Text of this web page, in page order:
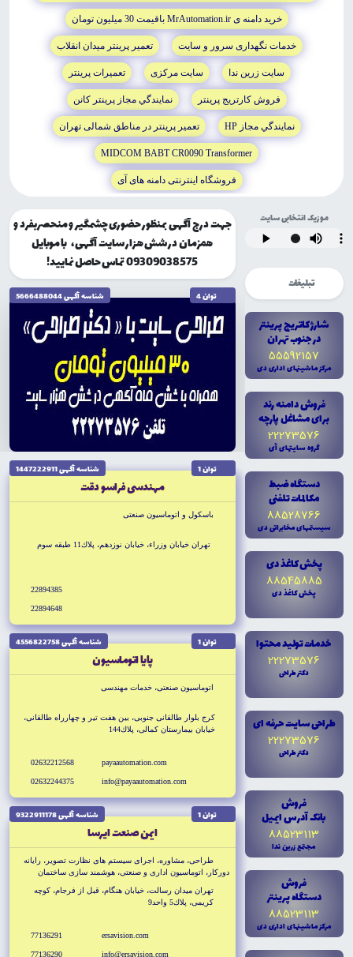
خريد دامنه ى MrAutomation.ir باقيمت 30 ميليون تومان
خدمات نگهدارى سرور و سايت تعمير پرينتر ميدان انقلاب
سايت زرين ندا سايت مرکزى تعميرات پرينتر
فروش کارتريج پرينتر نمايندگي مجاز پرينتر کانن
نمايندگي مجاز HP تعمير پرينتر در مناطق شمالى تهران
MIDCOM BABT CR0090 Transformer
فروشگاه اينترنتى دامنه هاى آى
موزیک انتخابی سایت
تبلیغات
شارژ کاتريج پرينتر
در جنوب تهران
55592157
مرکز ماشينهاى ادارى دى
فروش دامنه رند
براى مشاغل پارچه
22273576
گروه سايتهاى آى
دستگاه ضبط
مکالمات تلفنى
88528766
سيستمهاى مخابراتى دى
پخش کاغذ دى
88545885
پخش کاغذ دى
خدمات توليد محتوا
22273576
دکتر طراحى
طراحى سايت حرفه اى
22273576
دکتر طراحى
فروش
بانک آدرس ايميل
88523113
مجتمع زرين ندا
فروش
دستگاه پرينتر
88523113
مرکز ماشينهاى ادارى دى
جهت درج آگهی بمنظور حضوری چشمگیر و منحصربفرد و
همزمان در شش هزار سایت آگهی، با موبایل
09309038575 تماس حاصل نمایید!
توان 4 شناسه آگهى 5666488044
توان 1 شناسه آگهى 1447222911
مهندسى فراسو دقت
باسكول و اتوماسيون صنعتى
تهران خيابان وزراء، خيابان نوزدهم، پلاك11 طبقه سوم
22894385
22894648
توان 1 شناسه آگهى 4556822758
پايا اتوماسيون
اتوماسيون صنعتى، خدمات مهندسى
كرج بلوار طالقانى جنوبى، بين هفت تير و چهارراه طالقانى،
خيابان بيمارستان كمالى، پلاك144
payaautomation.com
info@payaautomation.com
02632212568
02632244375
توان 1 شناسه آگهى 9322911178
ايمن صنعت ايرسا
طراحى، مشاوره، اجراى سيستم هاى نظارت تصوير، رايانه
دوركار، اتوماسيون ادارى و صنعتى، هوشمند سازى ساختمان
تهران ميدان رسالت، خيابان هنگام، قبل از فرجام، كوچه
كريمى، پلاك5 واحد9
ersavision.com
info@ersavision.com
77136291
77136290